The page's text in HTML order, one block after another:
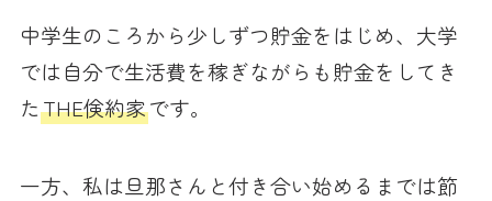
中学生のころから少しずつ貯金をはじめ、大学
では自分で生活費を稼ぎながらも貯金をしてき
たTHE倹約家です。
一方、私は旦那さんと付き合い始めるまでは節